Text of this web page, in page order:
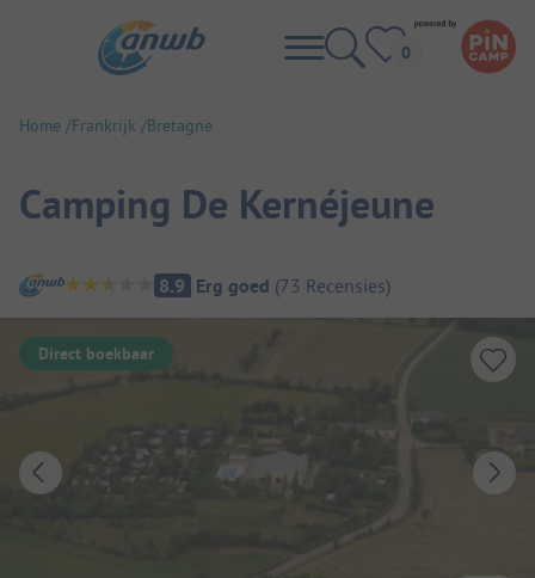
Home Frankrijk Bretagne
Camping De Kernéjeune
Camping overzicht
8.9 Erg goed (73 Recensies)
Direct boekbaar